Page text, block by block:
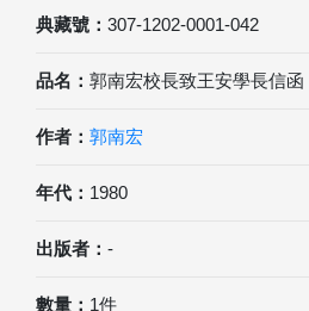
典藏號： 307-1202-0001-042
品名： 郭南宏校長致王安學長信函
作者： 郭南宏
年代： 1980
出版者： -
數量： 1件